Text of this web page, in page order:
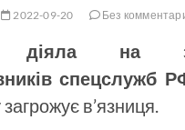
2022-09-20 Без
діяла на
спецслужб
загрожує в’язниця.